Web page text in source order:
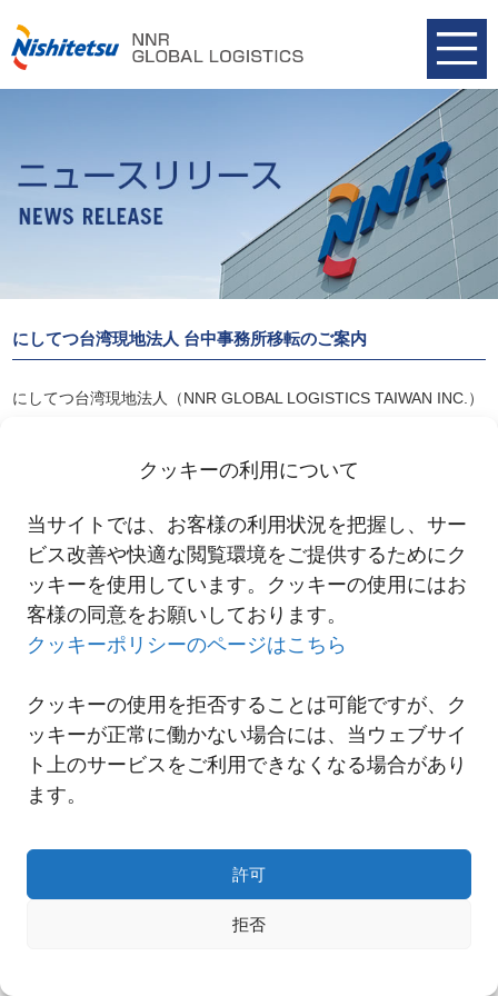
クッキーの利用について
当サイトでは、お客様の利用状況を把握し、サー
ビス改善や快適な閲覧環境をご提供するためにク
ッキーを使用しています。クッキーの使用にはお
客様の同意をお願いしております。
クッキーポリシーのページはこちら
クッキーの使用を拒否することは可能ですが、ク
ッキーが正常に働かない場合には、当ウェブサイ
ト上のサービスをご利用できなくなる場合があり
ます。
許可
拒否
にしてつ台湾現地法人 台中事務所移転のご案内
にしてつ台湾現地法人（NNR GLOBAL LOGISTICS TAIWAN INC.）
詳細は以下リンクよりご覧ください。
2021-11-16 台中事務所移転のご案内